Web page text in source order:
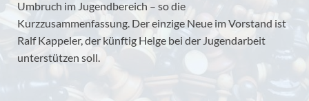
Umbruch im Jugendbereich – so die
Kurzzusammenfassung. Der einzige Neue im Vorstand ist
Ralf Kappeler, der künftig Helge bei der Jugendarbeit
unterstützen soll.